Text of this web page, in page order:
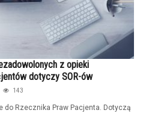
z opieki
dotyczy SOR-ów
143
do Rzecznika Praw Pacjenta. Dotyczą